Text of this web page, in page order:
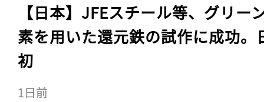
【日本】JFEスチール等、グリー
素を用いた還元鉄の試作に成功。
初
1日前